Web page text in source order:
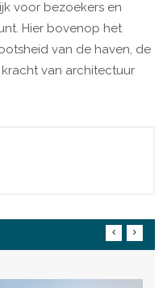
voor bezoekers en
Hier bovenop het
van de haven, de
van architectuur